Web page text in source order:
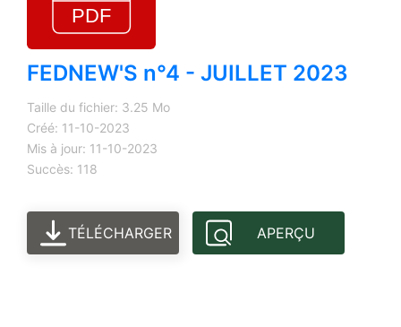
FEDNEW'S n°4 - JUILLET 2023
Taille du fichier: 3.25 Mo
Créé: 11-10-2023
Mis à jour: 11-10-2023
Succès: 118
TÉLÉCHARGER APERÇU